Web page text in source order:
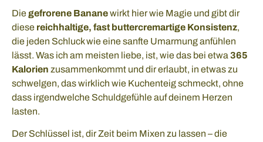
Diegefrorene Bananewirkt hier wie Magie und gibt dir
diese reichhaltige, fast buttercremartige Konsistenz,
die jeden Schluck wie eine sanfte Umarmung anfühlen
lässt. Was ich am meisten liebe, ist, wie das bei etwa 365
Kalorien zusammenkommt und dir erlaubt, in etwas zu
schwelgen, das wirklich wie Kuchenteig schmeckt, ohne
dass irgendwelche Schuldgefühle auf deinem Herzen
lasten.
Der Schlüssel ist, dir Zeit beim Mixen zu lassen – die